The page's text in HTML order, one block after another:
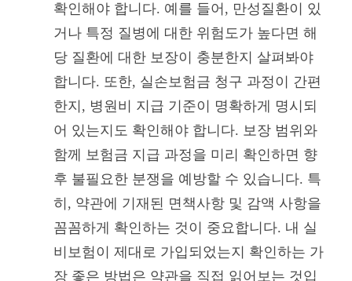
확인해야 합니다. 예를 들어, 만성질환이 있
거나 특정 질병에 대한 위험도가 높다면 해
당 질환에 대한 보장이 충분한지 살펴봐야
합니다. 또한, 실손보험금 청구 과정이 간편
한지, 병원비 지급 기준이 명확하게 명시되
어 있는지도 확인해야 합니다. 보장 범위와
함께 보험금 지급 과정을 미리 확인하면 향
후 불필요한 분쟁을 예방할 수 있습니다. 특
히, 약관에 기재된 면책사항 및 감액 사항을
꼼꼼하게 확인하는 것이 중요합니다. 내 실
비보험이 제대로 가입되었는지 확인하는 가
장 좋은 방법은 약관을 직접 읽어보는 것입